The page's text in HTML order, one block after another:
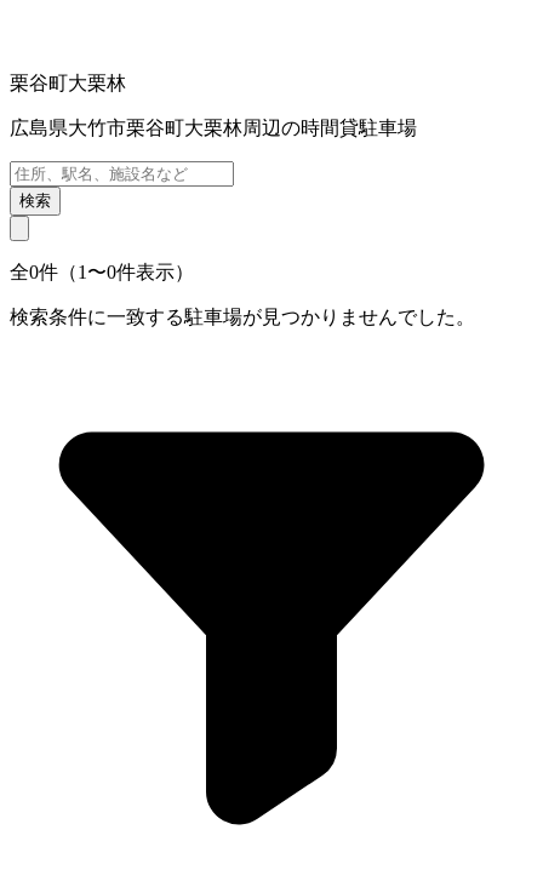
栗谷町大栗林
広島県大竹市栗谷町大栗林周辺の時間貸駐車場
検索
全0件（1〜0件表示）
検索条件に一致する駐車場が見つかりませんでした。